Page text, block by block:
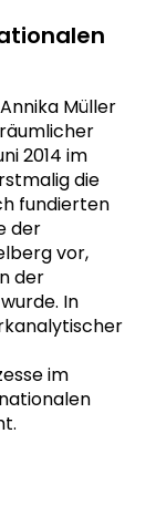
Müller
2014 im
die
fundierten
der
vor,
der
In
im